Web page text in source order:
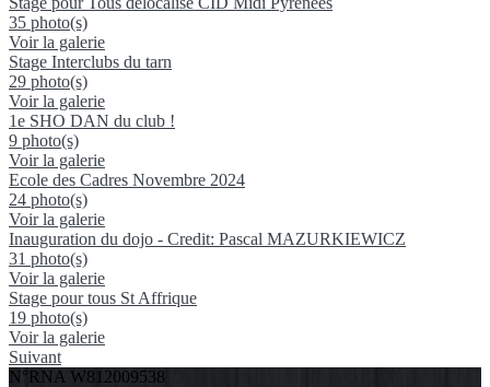
35 photo(s)
Voir la galerie
Stage Interclubs du tarn
29 photo(s)
Voir la galerie
1e SHO DAN du club !
9 photo(s)
Voir la galerie
Ecole des Cadres Novembre 2024
24 photo(s)
Voir la galerie
Inauguration du dojo - Credit: Pascal MAZURKIEWICZ
31 photo(s)
Voir la galerie
Stage pour tous St Affrique
19 photo(s)
Voir la galerie
Suivant
N°RNA W812009538